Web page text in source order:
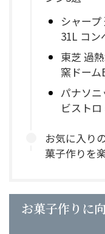
シャー
31L コン
東芝 過
窯ドーム
パナソ
ビスト
お気に入り
菓子作りを
お菓子作りに